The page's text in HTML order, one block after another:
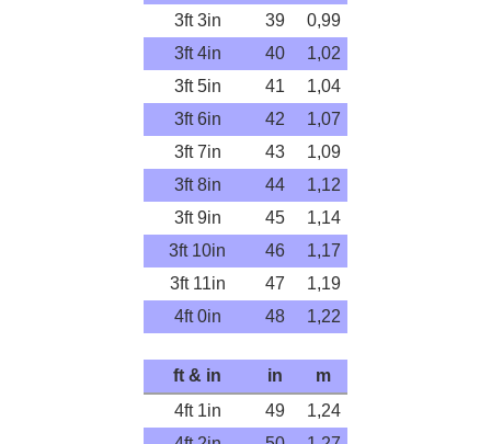
3ft 3in
39
0,99
3ft 4in
40
1,02
3ft 5in
41
1,04
3ft 6in
42
1,07
3ft 7in
43
1,09
3ft 8in
44
1,12
3ft 9in
45
1,14
3ft 10in
46
1,17
3ft 11in
47
1,19
4ft 0in
48 1,22
ft & in in
m
4ft 1in
49
1,24